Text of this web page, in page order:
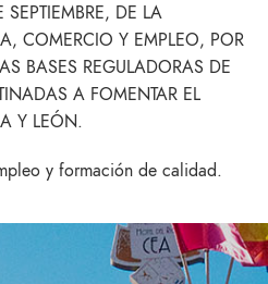
DE LA
COMERCIO Y EMPLEO, POR
BASES REGULADORAS DE
A FOMENTAR EL
Y LEÓN.
y formación de calidad.